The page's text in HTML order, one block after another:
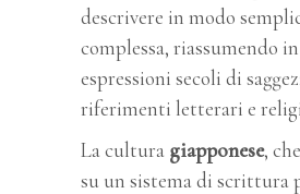
descrivere in modo
complessa, riassumendo
espressioni secoli di
riferimenti letterari e
La cultura giapponese,
su un sistema di scrittura